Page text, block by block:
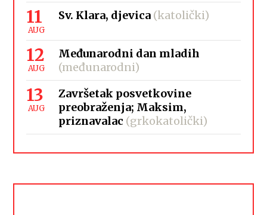
11
AUG
Sv. Klara, djevica (katolički)
12
AUG
Međunarodni dan mladih
(međunarodni)
13
AUG
Završetak posvetkovine
preobraženja; Maksim,
priznavalac (grkokatolički)